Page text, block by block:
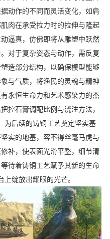
动作的不同而灵活变化，如肩
肉在承受拉力时的拉伸与隆起
逼真，仿佛即将从雕塑中跃然
对于复杂姿态与动作，需反复
造部分结构，以确保模型能够
与气质，将渔民的灵魂与精神
永恒生命力和艺术感染力的杰
控石膏调配比例与浇注方法，
为后续的铸铜工艺奠定坚实基
实的地基，容不得丝毫马虎与
补，使表面光滑平整，细节清
待着铸铜工艺赋予其新的生命
绽放出耀眼的光芒。